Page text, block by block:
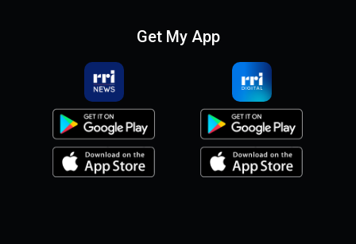
Get My App